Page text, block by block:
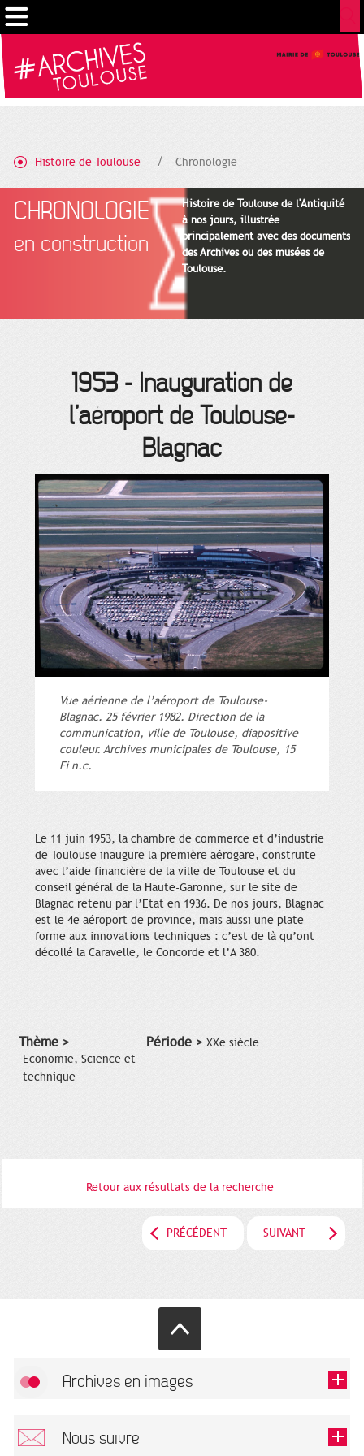
Histoire de Toulouse Chronologie
CHRONOLOGIE
en construction
Histoire de Toulouse de l'Antiquité
à nos jours, illustrée
principalement avec des documents
des Archives ou des musées de
Toulouse.
1953 - Inauguration de
l’aéroport de Toulouse-
Blagnac
Vue aérienne de l’aéroport de Toulouse-
Blagnac. 25 février 1982. Direction de la
communication, ville de Toulouse, diapositive
couleur. Archives municipales de Toulouse, 15
Fi n.c.
Le 11 juin 1953, la chambre de commerce et d’industrie
de Toulouse inaugure la première aérogare, construite
avec l’aide financière de la ville de Toulouse et du
conseil général de la Haute-Garonne, sur le site de
Blagnac retenu par l’Etat en 1936. De nos jours, Blagnac
est le 4e aéroport de province, mais aussi une plate-
forme aux innovations techniques : c’est de là qu’ont
décollé la Caravelle, le Concorde et l’A 380.
Thème >
Economie, Science et
technique
Période > XXe siècle
Retour aux résultats de la recherche
PRÉCÉDENT SUIVANT
Archives en images
Nous suivre
Gestion de vos préférences sur les cookies